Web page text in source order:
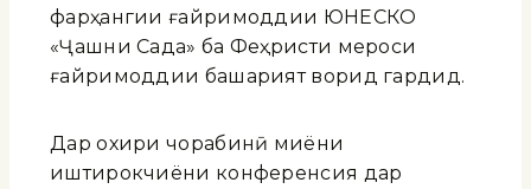
фарҳангии ғайримоддии ЮНЕСКО
«Ҷашни Сада» ба Феҳристи мероси
ғайримоддии башарият ворид гардид.
Дар охири чорабинӣ миёни
иштирокчиёни конференсия дар